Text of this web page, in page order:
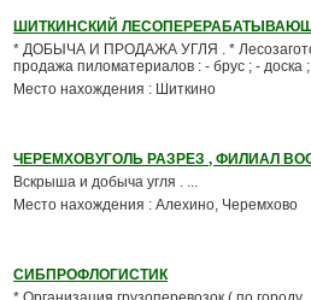
ШИТКИНСКИЙ
* ДОБЫЧА И ПРОДАЖА УГЛЯ . *
продажа пиломатериалов : - брус ; - доска ;
Место нахождения : Шиткино
ЧЕРЕМХОВУГОЛЬ РАЗРЕЗ , ФИЛИАЛ
Вскрыша и добыча угля . ...
Место нахождения : Алехино, Черемхово
СИБПРОФЛОГИСТИК